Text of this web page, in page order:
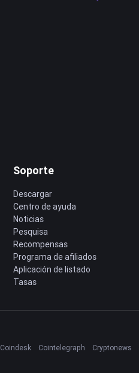
Soporte
Descargar
Centro de ayuda
Noticias
Pesquisa
Recompensas
Programa de afiliados
Aplicación de listado
Tasas
Coindesk Cointelegraph Cryptonews